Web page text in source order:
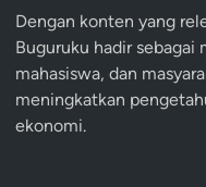
Dengan konten yang
Buguruku hadir sebagai
mahasiswa, dan
meningkatkan
ekonomi.